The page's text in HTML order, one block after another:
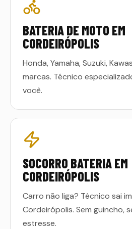
BATERIA DE MOTO EM
CORDEIRÓPOLIS
Honda, Yamaha, Suzuki,
marcas. Técnico
você.
SOCORRO BATERIA EM
CORDEIRÓPOLIS
Carro não liga? Técnico sai
Cordeirópolis. Sem guincho,
estresse.